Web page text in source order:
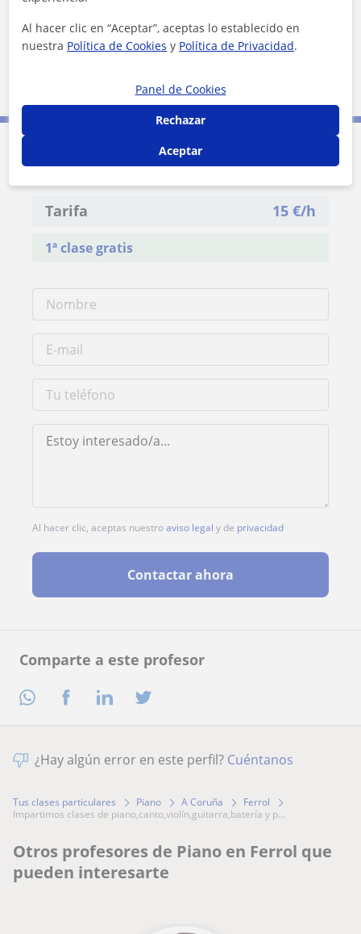
Comparte a este profesor
Leaflet| ©OpenStreetMap
Contacta con Marina Manuel
Tarifa 15 €/h
1ª clase gratis
Al hacer clic, aceptas nuestroaviso legal y de privacidad
Contactar ahora
¿Hay algún error en este perfil? Cuéntanos
Tus clases particulares Piano A Coruña
Ferrol
impartimos clases de piano,canto,violín,guitarra,batería y p...
Otros profesores de Piano en Ferrol que
pueden interesarte
Al hacer clic en “Aceptar”, aceptas lo establecido en
nuestra Política de Cookies y Política de Privacidad.
Panel de Cookies
Rechazar
Aceptar